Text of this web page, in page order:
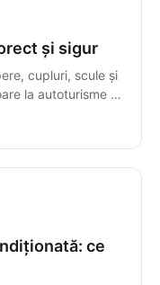
și sigur
cupluri, scule și
la autoturisme și
ce